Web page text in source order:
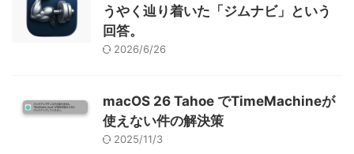
うやく辿り着いた「ジムナビ」という
回答。
2026/6/26
macOS 26 Tahoe でTimeMachineが
使えない件の解決策
2025/11/3